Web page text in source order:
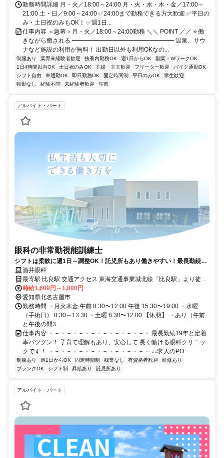
勤務時間詳細 月・火／18:00～24:00 月・火・水・木・金／17:00～
21:00 土・日／9:00～24:00 ✅24:00まで勤務できる方大歓迎 ✅平日の
み・土日祝のみもOK！ ✅週1日...
仕事内容 ＜急募＞月・火／18:00～24:00勤務 ＼＼ POINT ／／ ⭐ 働
きながら癒される ━━━━━━━━━━━━━━━━━ 温泉、サウ
ナなど施設の利用が無料！ 出勤日以外も利用OKなの...
制服あり 業界未経験者歓迎 扶養内勤務OK 週1日からOK
副業・WワークOK
1日4時間以内OK
土日祝のみOK 主婦・主夫歓迎 フリーター歓迎
バイク通勤OK
シフト自由
車通勤OK 即日勤務OK 固定時間制 平日のみOK
学生歓迎
転勤なし
経験不問 未経験者歓迎 午前
アルバイト・パート
眼科の非常勤視能訓練士
シフトは柔軟に週1日～調整OK！託児所もあり働きやすい！最長勤続19
年と定着率抜群！
酒井眼科
最寄駅 比良駅 交通アクセス 東海交通事業城北線「比良駅」より徒歩
16分
時給1,600円～1,800円
愛知県北名古屋市
勤務時間 ・月火木金 午前 8:30〜12:00 午後 15:30〜19:00 ・水曜
（手術日） 8:30～13:30 ・土曜 8:30〜12:00 【休憩】 ・あり（午前
と午後の間3...
仕事内容 ・－・－・－・－・－・－・－・－・ 最長勤続19年と定着
率バツグン！ 子育て理解もあり、安心して 長く働ける眼科クリニッ
クです！ ・－・－・－・－・－・－・－・－・ ↓↓求人のPO...
制服あり 週1日からOK 固定時間制 残業なし 有資格者歓迎
研修あり
ブランクOK
シフト制 昇給あり 託児所あり
アルバイト・パート